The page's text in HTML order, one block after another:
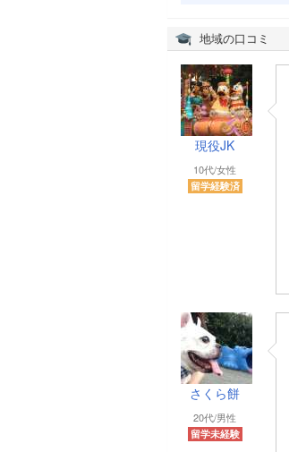
地域の口コミ
現役JK
10代/女性
留学経験済
さくら餅
20代/男性
留学未経験